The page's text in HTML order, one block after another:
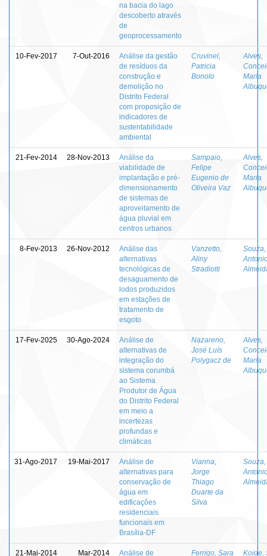
na bacia do lago
descoberto através
de
geoprocessamento
10-Fev-2017 7-Out-2016
Análise da gestão
de resíduos da
construção e
demolição no
Distrito Federal
com proposição de
indicadores de
sustentabilidade
ambiental
Cruvinel,
Patricia
Bonolo
Alves,
Maria
21-Fev-2014 28-Nov-2013
Análise da
viabilidade de
implantação e pré-
dimensionamento
de sistemas de
aproveitamento de
água pluvial em
centros urbanos
Sampaio,
Felipe
Eugenio de
Oliveira Vaz
Alves,
Maria
8-Fev-2013 26-Nov-2012
Análise das
alternativas
tecnológicas de
desaguamento de
lodos produzidos
em estações de
tratamento de
esgoto
Vanzetto,
Aliny
Stradiotti
17-Fev-2025 30-Ago-2024
Análise de
alternativas de
integração do
sistema corumbá
ao Sistema
Produtor de Água
do Distrito Federal
em meio a
incertezas
profundas e
climáticas
Nazareno,
José Luís
Polygacz de
Alves,
Maria
31-Ago-2017 19-Mai-2017
Análise de
alternativas para
conservação de
água em
edificações
residenciais
funcionais em
Brasília-DF
Vianna,
Jorge
Thiago
Duarte da
Silva
21-Mai-2014 Mar-2014 Análise de Ferrigo, Sara Koide,